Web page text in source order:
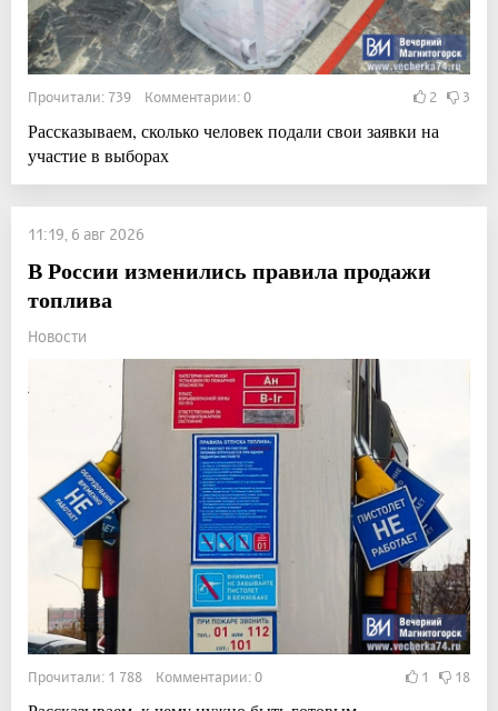
Прочитали: 739 Комментарии: 0 2 3
Рассказываем, сколько человек подали свои заявки на
участие в выборах
11:19, 6 авг 2026
В России изменились правила продажи
топлива
Новости
Прочитали: 1 788 Комментарии: 0 1 18